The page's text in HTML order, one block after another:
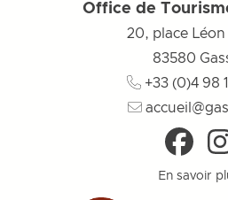
Office de
20, place Léon
83580
+33 (0)4 98
En savoir